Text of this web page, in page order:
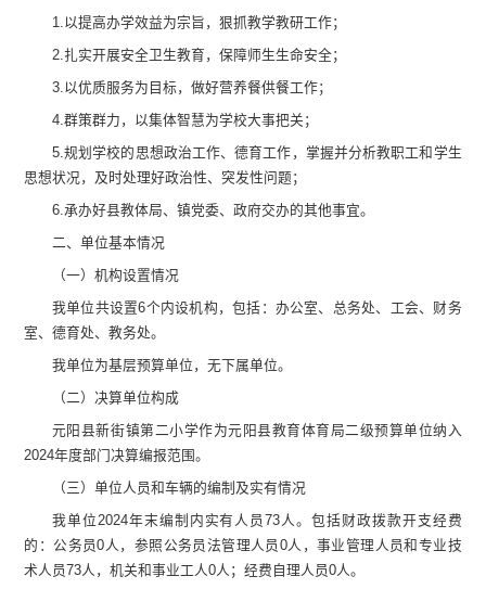
1.以提高办学效益为宗旨，狠抓教学教研工作；
2.扎实开展安全卫生教育，保障师生生命安全；
3.以优质服务为目标，做好营养餐供餐工作；
4.群策群力，以集体智慧为学校大事把关；
5.规划学校的思想政治工作、德育工作，掌握并分析教职工和学生
思想状况，及时处理好政治性、突发性问题；
6.承办好县教体局、镇党委、政府交办的其他事宜。
二、 单位基本情况
（一）机构设置情况
我单位共设置6个内设机构，包括： 办公室、总务处、 工会、 财务
室、德育处、教务处。
我单位为基层预算单位，无下属单位。
（二） 决算单位构成
元阳县新街镇第二小学作为元阳县教育体育局二级预算单位纳入
2024年度部门决算编报范围。
（三） 单位人员和车辆的编制及实有情况
我单位2024年末编制内 实有人员73人。包括财政拨款开支经费
的 ： 公务员0人， 参照公务员法管理人员 0人 ，事业管理人员和专业技
术人员73人，机关和事业工人0人 ；经费自理人员0人。